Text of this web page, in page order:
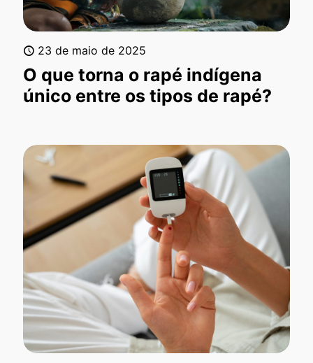
23 de maio de 2025
O que torna o rapé indígena
único entre os tipos de rapé?